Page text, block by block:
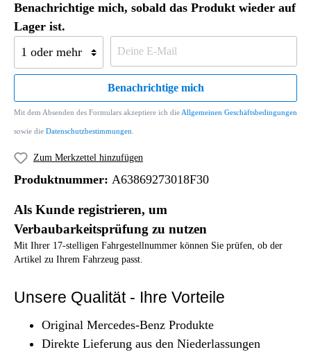
Benachrichtige mich, sobald das Produkt wieder auf
Lager ist.
Benachrichtige mich
Mit dem Absenden des Formulars akzeptiere ich die Allgemeinen Geschäftsbedingungen
sowie die Datenschutzbestimmungen
Zum Merkzettel hinzufügen
Produktnummer: A63869273018F30
Als Kunde registrieren, um
Verbaubarkeitsprüfung zu nutzen
Mit Ihrer 17-stelligen Fahrgestellnummer können Sie prüfen, ob der
Artikel zu Ihrem Fahrzeug passt.
Unsere Qualität - Ihre Vorteile
Original Mercedes-Benz Produkte
Direkte Lieferung aus den Niederlassungen